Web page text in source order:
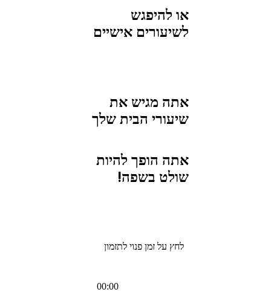
או להיפגש
לשיעורים אישיים
אתה מגיש את
שיעורי הבית שלך
אתה הופך להיות
שולט בשפה!
לחץ על זמן פנוי לתזמון
00:00